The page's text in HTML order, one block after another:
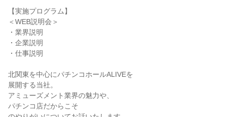
【実施プログラム】
＜WEB説明会＞
・業界説明
・企業説明
・仕事説明
北関東を中心にパチンコホールALIVEを
展開する当社。
アミューズメント業界の魅力や、
パチンコ店だからこそ